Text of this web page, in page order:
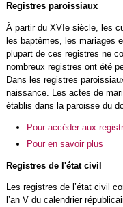
Registres paroissiaux
À partir du XVIe siècle, les
les baptêmes, les mariages
plupart de ces registres ne
nombreux registres ont été
Dans les registres
naissance. Les actes de
établis dans la paroisse du
Pour accéder aux
Pour en savoir plus
Registres de l'état civil
Les registres de l’état civil
l’an V du calendrier